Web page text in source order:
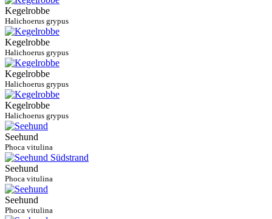
Kegelrobbe
Halichoerus grypus
Kegelrobbe
Halichoerus grypus
Kegelrobbe
Halichoerus grypus
Kegelrobbe
Halichoerus grypus
Seehund
Phoca vitulina
Seehund
Phoca vitulina
Seehund
Phoca vitulina